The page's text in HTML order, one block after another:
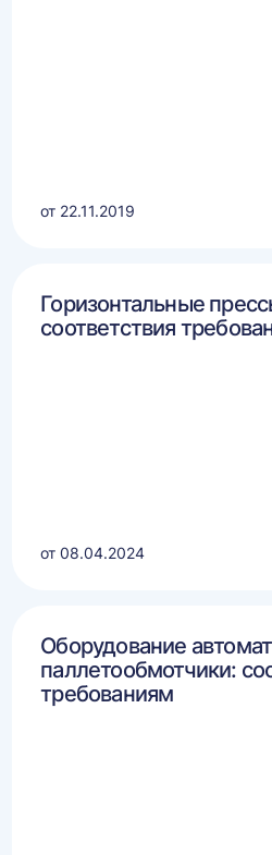
от 22.11.2019
Горизонтальные
соответствия
от 08.04.2024
Оборудование
паллетообмотчики:
требованиям